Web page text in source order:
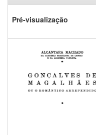
Pré-visualização